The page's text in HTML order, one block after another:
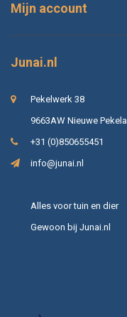
Mijn account
Junai.nl
Pekelwerk 38
9663AW Nieuwe Pekela
+31 (0)850655451
info@junai.nl
Alles voor tuin en dier
Gewoon bij Junai.nl